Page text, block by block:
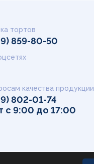
тортов
859-80-50
качества продукции
802-01-74
с 9:00 до 17:00